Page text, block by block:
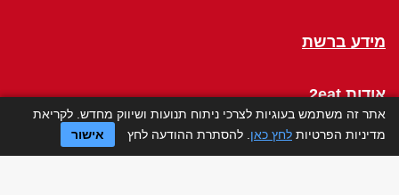
מידע ברשת
אודות 2eat
Click a Table
אתר זה משתמש בעוגיות לצרכי ניתוח תנועות ושיווק מחדש. לקריאת
מדיניות הפרטיות לחץ כאן . להסתרת ההודעה לחץ אישור